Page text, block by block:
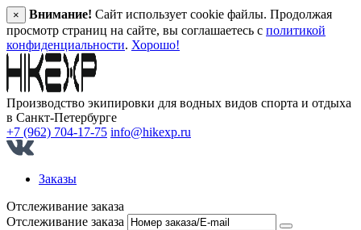
× Внимание! Сайт использует cookie файлы. Продолжая
просмотр страниц на сайте, вы соглашаетесь с политикой
конфиденциальности. Хорошо!
Производство экипировки для водных видов спорта и отдыха
в Санкт‑Петербурге
+7 (962) 704-17-75 info@hikexp.ru
Заказы
Отслеживание заказа
Отслеживание заказа